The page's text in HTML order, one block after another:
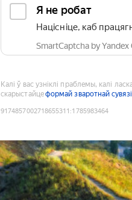
Я не робат
Націсніце, каб
SmartCaptcha by Yandex
Калі ў вас узніклі праблемы, калі
скарыстайцеформай зваротнай сувязі
9174857002718655311 :1785983464